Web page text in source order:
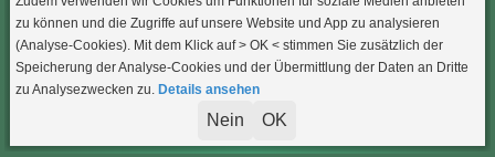
zu können und die Zugriffe auf unsere Website und App zu analysieren
(Analyse-Cookies). Mit dem Klick auf> OK < stimmen Sie zusätzlich der
Speicherung der Analyse-Cookies und der Übermittlung der Daten an Dritte
zu Analysezwecken zu. Details ansehen
Nein OK